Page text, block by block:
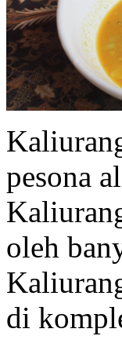
pesona
oleh
di